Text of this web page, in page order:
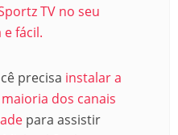
TV no seu
fácil.
precisa instalar a
dos canais
para assistir